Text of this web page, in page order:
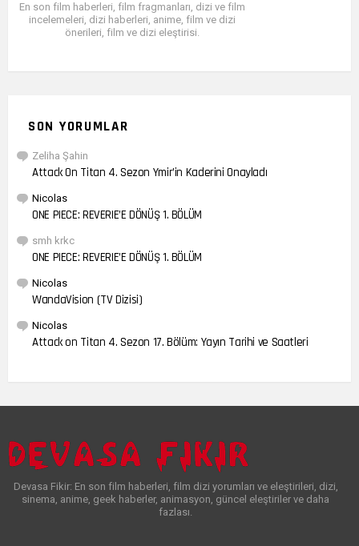
En son film haberleri, film fragmanları, dizi ve film
incelemeleri, dizi haberleri, anime, film ve dizi
önerileri, film ve dizi eleştirisi.
SON YORUMLAR
Zeliha Şahin
Attack On Titan 4. Sezon Ymir’in Kaderini Onayladı
Nicolas
ONE PIECE: REVERIE’E DÖNÜŞ 1. BÖLÜM
smh krkc
ONE PIECE: REVERIE’E DÖNÜŞ 1. BÖLÜM
Nicolas
WandaVision (TV Dizisi)
Nicolas
Attack on Titan 4. Sezon 17. Bölüm: Yayın Tarihi ve Saatleri
Devasa Fikir: En son film haberleri, film dizi yorumları ve eleştirileri, dizi,
sinema, anime, geek haberler, animasyon, güncel eleştiriler ve daha
fazlası.